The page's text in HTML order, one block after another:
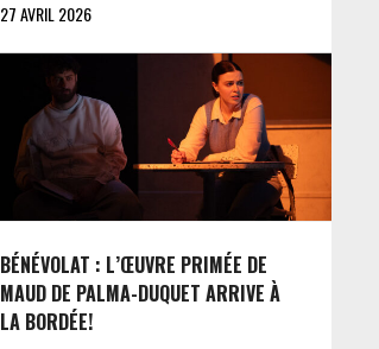
27 AVRIL 2026
BÉNÉVOLAT : L’ŒUVRE PRIMÉE DE
MAUD DE PALMA-DUQUET ARRIVE À
LA BORDÉE!